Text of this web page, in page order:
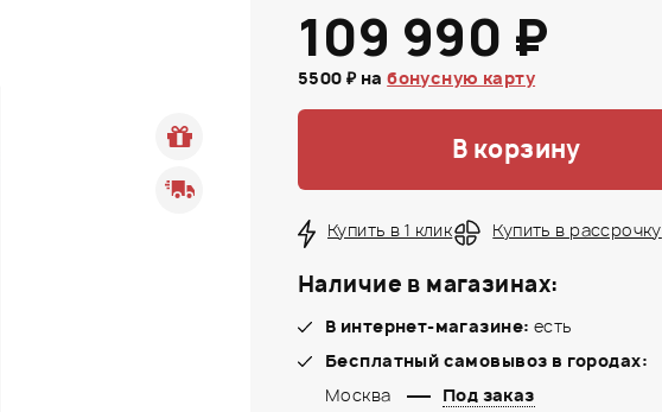
109 990 ₽
5500 ₽ набонусную карту
В корзину
Купить в 1 клик Купить в рассрочку
Наличие в магазинах:
В интернет-магазине: есть
Бесплатный самовывоз в городах:
Москва
Под заказ